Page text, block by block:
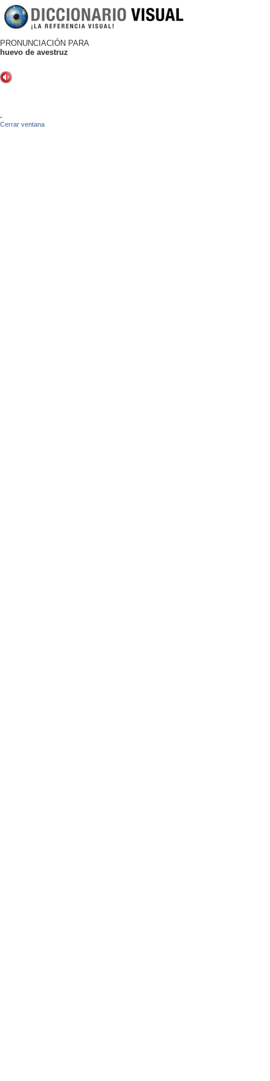
PRONUNCIACIÓN PARA
huevo de avestruz
-
Cerrar ventana